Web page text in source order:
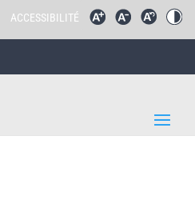
ACCESSIBILITÉ